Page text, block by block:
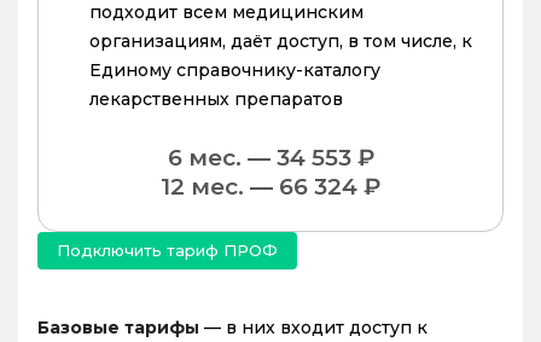
подходит всем медицинским
организациям, даёт доступ, в том числе, к
Единому справочнику-каталогу
лекарственных препаратов
6 мес. — 34 553 ₽
12 мес. — 66 324 ₽
Подключить тариф ПРОФ
Базовые тарифы — в них входит доступ к